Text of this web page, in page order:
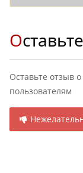
Оставьте отзыв
пользователям